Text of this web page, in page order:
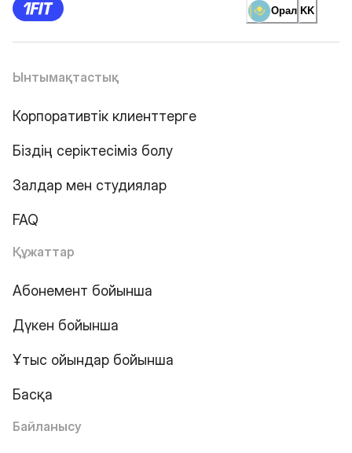
Орал KK
Ынтымақтастық
Корпоративтік клиенттерге
Біздің серіктесіміз болу
Залдар мен студиялар
FAQ
Құжаттар
Абонемент бойынша
Дүкен бойынша
Ұтыс ойындар бойынша
Басқа
Байланысу